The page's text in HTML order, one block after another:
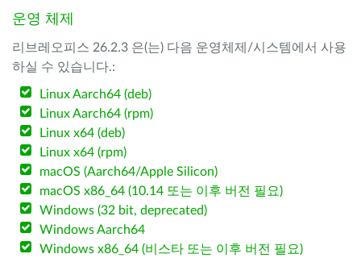
운영 체제
리브레오피스 26.2.3 은(는) 다음 운영체제/시스템에서 사용
하실 수 있습니다.:
Linux Aarch64 (deb)
Linux Aarch64 (rpm)
Linux x64 (deb)
Linux x64 (rpm)
macOS (Aarch64/Apple Silicon)
macOS x86_64 (10.14 또는 이후 버전 필요)
Windows (32 bit, deprecated)
Windows Aarch64
Windows x86_64 (비스타 또는 이후 버전 필요)